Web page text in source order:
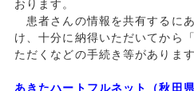
おります。
患者さんの情報を共有するに
け、十分に納得いただいてから
ただくなどの手続き等があります
あきたハートフルネット（秋田